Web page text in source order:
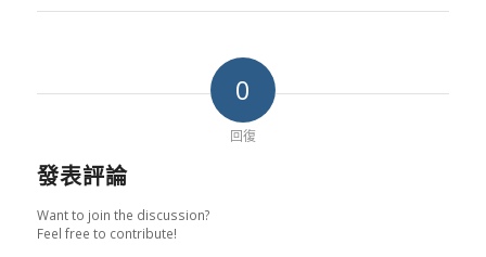
0
回復
發表評論
Want to join the discussion?
Feel free to contribute!